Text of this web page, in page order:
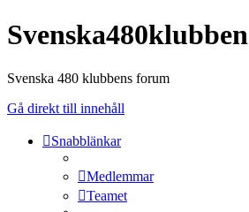
Svenska480klubben
Svenska 480 klubbens forum
Gå direkt till innehåll
Snabblänkar
Medlemmar
Teamet